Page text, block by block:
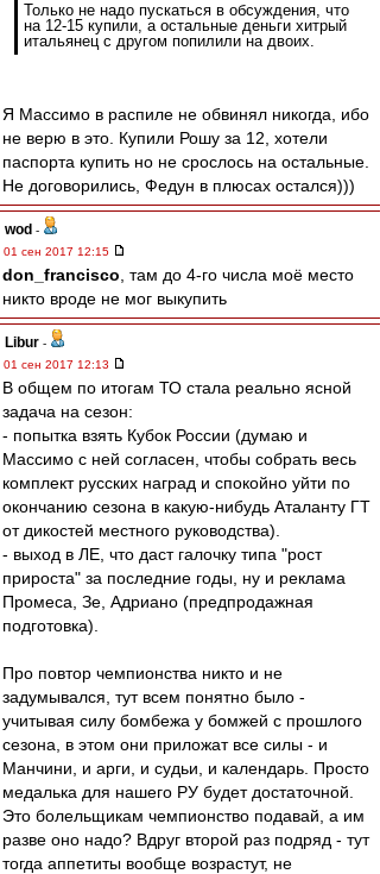
Только не надо пускаться в обсуждения, что
на 12-15 купили, а остальные деньги хитрый
итальянец с другом попилили на двоих.
Я Массимо в распиле не обвинял никогда, ибо
не верю в это. Купили Рошу за 12, хотели
паспорта купить но не срослось на остальные.
Не договорились, Федун в плюсах остался)))
wod -
01 сен 2017 12:15
don_francisco , там до 4-го числа моё место
никто вроде не мог выкупить
Libur -
01 сен 2017 12:13
В общем по итогам ТО стала реально ясной
задача на сезон:
- попытка взять Кубок России (думаю и
Массимо с ней согласен, чтобы собрать весь
комплект русских наград и спокойно уйти по
окончанию сезона в какую-нибудь Аталанту ГТ
от дикостей местного руководства).
- выход в ЛЕ, что даст галочку типа "рост
прироста" за последние годы, ну и реклама
Промеса, Зе, Адриано (предпродажная
подготовка).
Про повтор чемпионства никто и не
задумывался, тут всем понятно было -
учитывая силу бомбежа у бомжей с прошлого
сезона, в этом они приложат все силы - и
Манчини, и арги, и судьи, и календарь. Просто
медалька для нашего РУ будет достаточной.
Это болельщикам чемпионство подавай, а им
разве оно надо? Вдруг второй раз подряд - тут
тогда аппетиты вообще возрастут, не